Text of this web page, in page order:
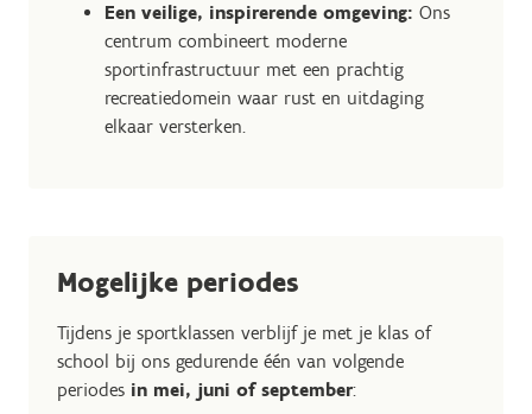
Een veilige, inspirerende omgeving: Ons
centrum combineert moderne
sportinfrastructuur met een prachtig
recreatiedomein waar rust en uitdaging
elkaar versterken.
Mogelijke periodes
Tijdens je sportklassen verblijf je met je klas of
school bij ons gedurende één van volgende
periodes in mei, juni of september: